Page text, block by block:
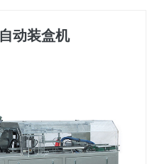
动装盒机